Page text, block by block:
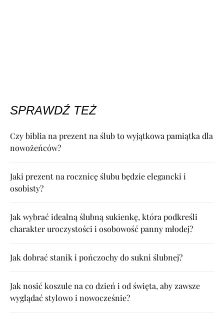
SPRAWDŹ TEŻ
Czy biblia na prezent na ślub to wyjątkowa pamiątka dla
nowożeńców?
Jaki prezent na rocznicę ślubu będzie elegancki i
osobisty?
Jak wybrać idealną ślubną sukienkę, która podkreśli
charakter uroczystości i osobowość panny młodej?
Jak dobrać stanik i pończochy do sukni ślubnej?
Jak nosić koszule na co dzień i od święta, aby zawsze
wyglądać stylowo i nowocześnie?